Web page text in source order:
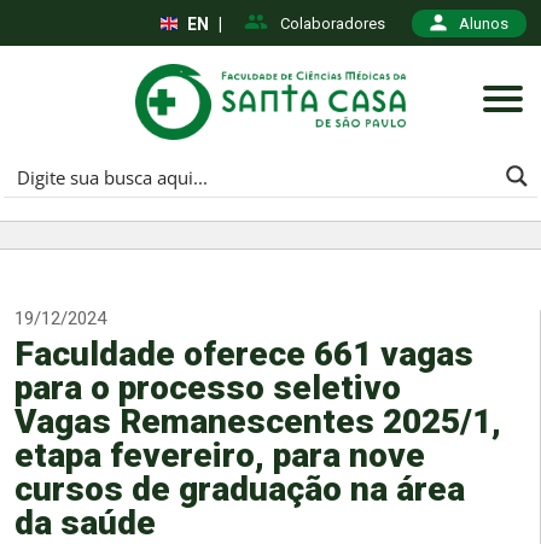
Colaboradores Alunos
EN
19/12/2024
Faculdade oferece 661 vagas
para o processo seletivo
Vagas Remanescentes 2025/1,
etapa fevereiro, para nove
cursos de graduação na área
da saúde